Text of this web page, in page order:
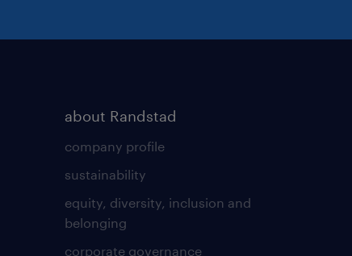
about Randstad
company profile
sustainability
equity, diversity, inclusion and
belonging
corporate governance